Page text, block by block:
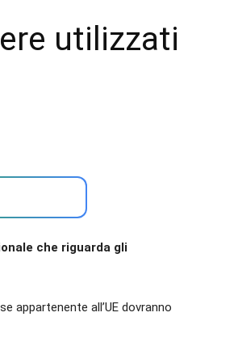
utilizzati
che riguarda gli
appartenente all’UE dovranno